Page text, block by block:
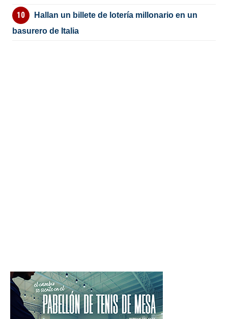
Hallan un billete de lotería millonario en un
basurero de Italia